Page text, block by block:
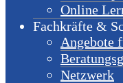
Online
Fachkräfte &
Angebote
Netzwerk